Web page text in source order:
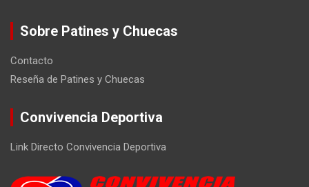
Sobre Patines y Chuecas
Contacto
Reseña de Patines y Chuecas
Convivencia Deportiva
Link Directo Convivencia Deportiva